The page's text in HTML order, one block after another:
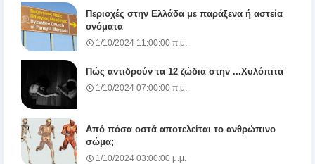
Περιοχές στην Ελλάδα με παράξενα ή αστεία
ονόματα
1/10/2024 11:00:00 π.μ.
Πώς αντιδρούν τα 12 ζώδια στην ...Χυλόπιτα
1/10/2024 07:00:00 π.μ.
Από πόσα οστά αποτελείται το ανθρώπινο
σώμα;
1/10/2024 03:00:00 μ.μ.